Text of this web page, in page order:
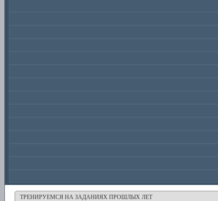
ТРЕНИРУЕМСЯ НА ЗАДАНИЯХ ПРОШЛЫХ ЛЕТ